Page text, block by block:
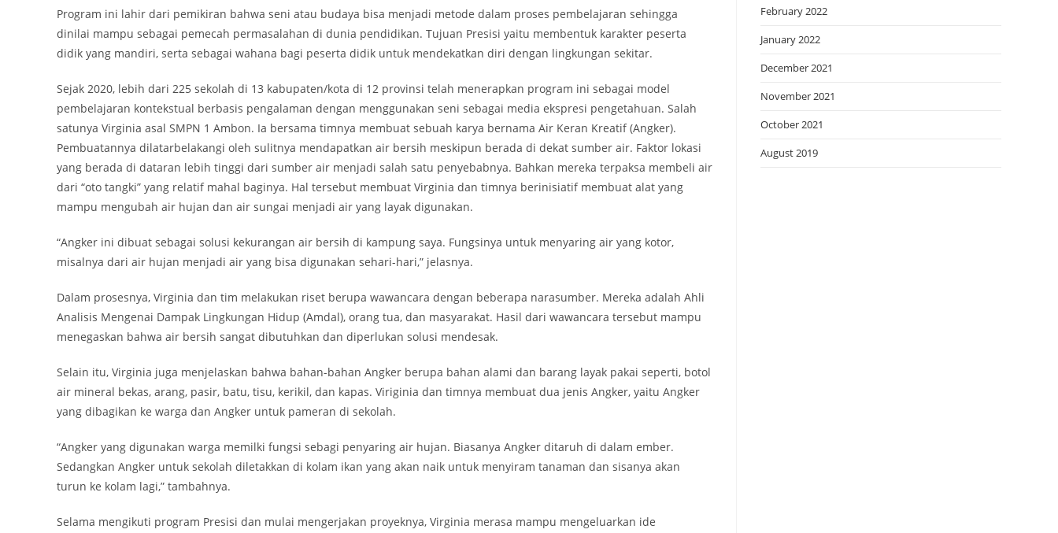
Program ini lahir dari pemikiran bahwa seni atau budaya bisa menjadi metode dalam proses pembelajaran sehingga
dinilai mampu sebagai pemecah permasalahan di dunia pendidikan. Tujuan Presisi yaitu membentuk karakter peserta
didik yang mandiri, serta sebagai wahana bagi peserta didik untuk mendekatkan diri dengan lingkungan sekitar.
Sejak 2020, lebih dari 225 sekolah di 13 kabupaten/kota di 12 provinsi telah menerapkan program ini sebagai model
pembelajaran kontekstual berbasis pengalaman dengan menggunakan seni sebagai media ekspresi pengetahuan. Salah
satunya Virginia asal SMPN 1 Ambon. Ia bersama timnya membuat sebuah karya bernama Air Keran Kreatif (Angker).
Pembuatannya dilatarbelakangi oleh sulitnya mendapatkan air bersih meskipun berada di dekat sumber air. Faktor lokasi
yang berada di dataran lebih tinggi dari sumber air menjadi salah satu penyebabnya. Bahkan mereka terpaksa membeli air
dari “oto tangki” yang relatif mahal baginya. Hal tersebut membuat Virginia dan timnya berinisiatif membuat alat yang
mampu mengubah air hujan dan air sungai menjadi air yang layak digunakan.
“Angker ini dibuat sebagai solusi kekurangan air bersih di kampung saya. Fungsinya untuk menyaring air yang kotor,
misalnya dari air hujan menjadi air yang bisa digunakan sehari-hari,” jelasnya.
Dalam prosesnya, Virginia dan tim melakukan riset berupa wawancara dengan beberapa narasumber. Mereka adalah Ahli
Analisis Mengenai Dampak Lingkungan Hidup (Amdal), orang tua, dan masyarakat. Hasil dari wawancara tersebut mampu
menegaskan bahwa air bersih sangat dibutuhkan dan diperlukan solusi mendesak.
Selain itu, Virginia juga menjelaskan bahwa bahan-bahan Angker berupa bahan alami dan barang layak pakai seperti, botol
air mineral bekas, arang, pasir, batu, tisu, kerikil, dan kapas. Viriginia dan timnya membuat dua jenis Angker, yaitu Angker
yang dibagikan ke warga dan Angker untuk pameran di sekolah.
“Angker yang digunakan warga memilki fungsi sebagi penyaring air hujan. Biasanya Angker ditaruh di dalam ember.
Sedangkan Angker untuk sekolah diletakkan di kolam ikan yang akan naik untuk menyiram tanaman dan sisanya akan
turun ke kolam lagi,” tambahnya.
Selama mengikuti program Presisi dan mulai mengerjakan proyeknya, Virginia merasa mampu mengeluarkan ide
February 2022
January 2022
December 2021
November 2021
October 2021
August 2019